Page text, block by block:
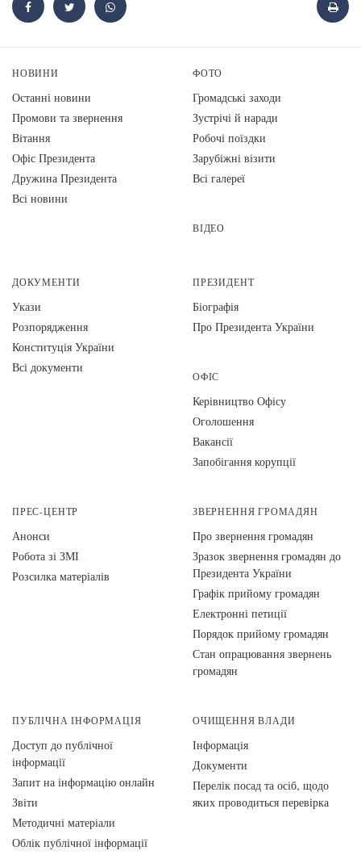
НОВИНИ
Останні новини
Промови та звернення
Вiтання
Офіс Президента
Дружина Президента
Всі новини
ФОТО
Громадські заходи
Зустрічі й наради
Робочі поїздки
Зарубіжні візити
Всі галереї
ВІДЕО
ДОКУМЕНТИ
Укази
Розпорядження
Конституція України
Всі документи
ПРЕЗИДЕНТ
Біографія
Про Президента України
ОФІС
Керівництво Офісу
Оголошення
Вакансії
Запобігання корупції
ПРЕС-ЦЕНТР
Анонси
Робота зі ЗМІ
Розсилка матеріалів
ЗВЕРНЕННЯ ГРОМАДЯН
Про звернення громадян
Зразок звернення громадян до
Президента України
Графік прийому громадян
Електронні петиції
Порядок прийому громадян
Стан опрацювання звернень
громадян
ПУБЛІЧНА ІНФОРМАЦІЯ
Доступ до публічної
інформації
Запит на інформацію онлайн
Звіти
Методичні матеріали
Облік публічної інформації
ОЧИЩЕННЯ ВЛАДИ
Інформація
Документи
Перелік посад та осіб, щодо
яких проводиться перевірка